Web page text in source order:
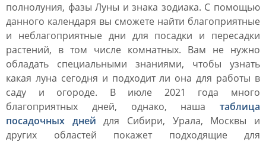
полнолуния, фазы Луны и знака зодиака. С помощью
данного календаря вы сможете найти благоприятные
и неблагоприятные дни для посадки и пересадки
растений, в том числе комнатных. Вам не нужно
обладать специальными знаниями, чтобы узнать
какая луна сегодня и подходит ли она для работы в
саду и огороде. В июле 2021 года много
благоприятных дней, однако, наша таблица
посадочных дней для Сибири, Урала, Москвы и
других областей покажет подходящие для